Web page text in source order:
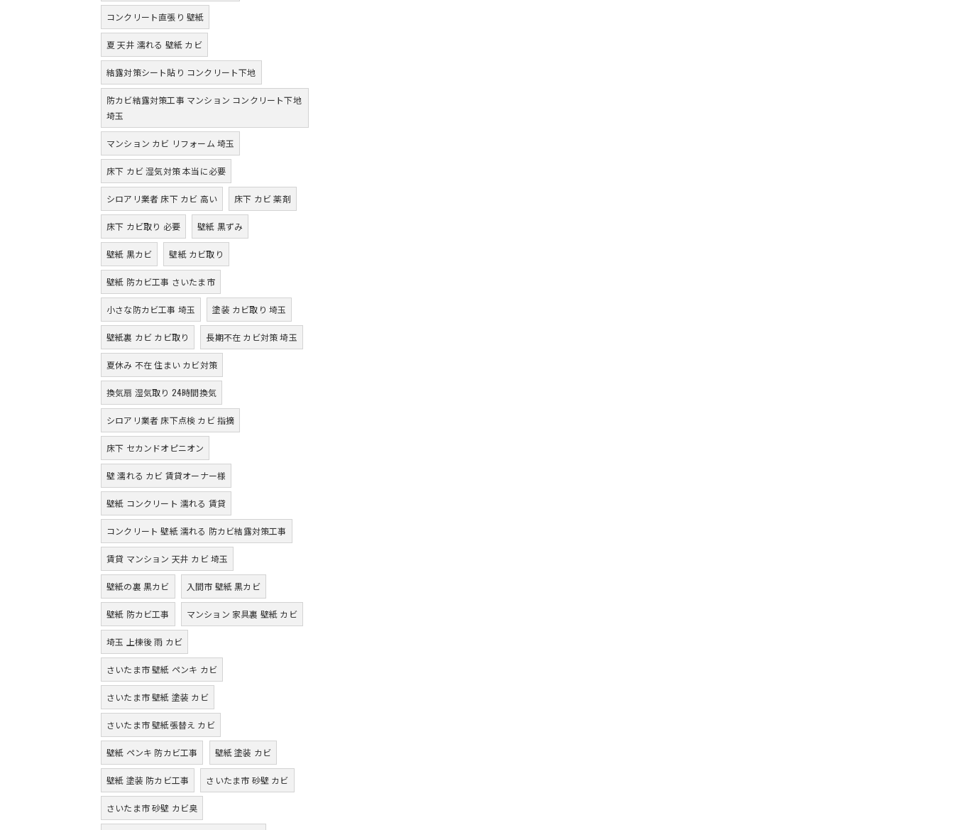
コンクリート直張り 壁紙
夏 天井 濡れる 壁紙 カビ
結露対策シート貼り コンクリート下地
防カビ結露対策工事 マンション コンクリート下地
埼玉
マンション カビ リフォーム 埼玉
床下 カビ 湿気対策 本当に必要
シロアリ業者 床下 カビ 高い 床下 カビ 薬剤
床下 カビ取り 必要 壁紙 黒ずみ
壁紙 黒カビ 壁紙 カビ取り
壁紙 防カビ工事 さいたま市
小さな防カビ工事 埼玉 塗装 カビ取り 埼玉
壁紙裏 カビ カビ取り 長期不在 カビ対策 埼玉
夏休み 不在 住まい カビ対策
換気扇 湿気取り 24時間換気
シロアリ業者 床下点検 カビ 指摘
床下 セカンドオピニオン
壁 濡れる カビ 賃貸オーナー様
壁紙 コンクリート 濡れる 賃貸
コンクリート 壁紙 濡れる 防カビ結露対策工事
賃貸 マンション 天井 カビ 埼玉
壁紙の裏 黒カビ 入間市 壁紙 黒カビ
壁紙 防カビ工事 マンション 家具裏 壁紙 カビ
埼玉 上棟後 雨 カビ
さいたま市 壁紙 ペンキ カビ
さいたま市 壁紙 塗装 カビ
さいたま市 壁紙張替え カビ
壁紙 ペンキ 防カビ工事 壁紙 塗装 カビ
壁紙 塗装 防カビ工事 さいたま市 砂壁 カビ
さいたま市 砂壁 カビ臭